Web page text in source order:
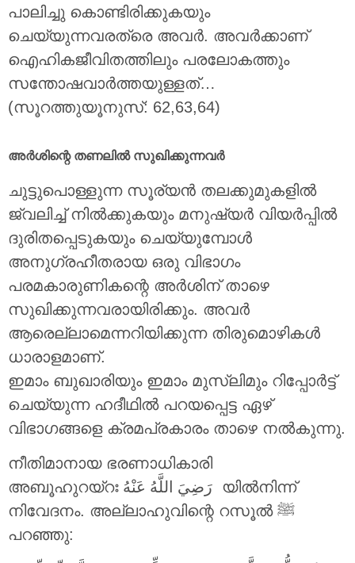
പാലിച്ചു കൊണ്ടിരിക്കുകയും
ചെയ്യുന്നവരത്രെ അവർ. അവർക്കാണ്
ഐഹികജീവിതത്തിലും പരലോകത്തും
സന്തോഷവാർത്തയുള്ളത്…
(സൂറത്തുയൂനുസ്: 62,63,64)
അർശിന്റെ തണലിൽ സുഖിക്കുന്നവർ
ചുട്ടുപൊള്ളുന്ന സൂര്യൻ തലക്കുമുകളിൽ
ജ്വലിച്ച് നിൽക്കുകയും മനുഷ്യർ വിയർപ്പിൽ
ദുരിതപ്പെടുകയും ചെയ്യുമ്പോൾ
അനുഗ്രഹീതരായ ഒരു വിഭാഗം
പരമകാരുണികന്റെ അർശിന് താഴെ
സുഖിക്കുന്നവരായിരിക്കും. അവർ
ആരെല്ലാമെന്നറിയിക്കുന്ന തിരുമൊഴികൾ
ധാരാളമാണ്.
ഇമാം ബുഖാരിയും ഇമാം മുസ്ലിമും റിപ്പോർട്ട്
ചെയ്യുന്ന ഹദീഥിൽ പറയപ്പെട്ട ഏഴ്
വിഭാഗങ്ങളെ ക്രമപ്രകാരം താഴെ നൽകുന്നു.
നീതിമാനായ ഭരണാധികാരി
അബൂഹുറയ്റഃ رَضِيَ اللَّهُ عَنْهُ യിൽനിന്ന്
നിവേദനം. അല്ലാഹുവിന്റെ റസൂൽ ‎ﷺ
പറഞ്ഞു: